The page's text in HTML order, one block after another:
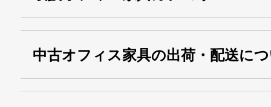
中古オフィス家具の出荷・配送に